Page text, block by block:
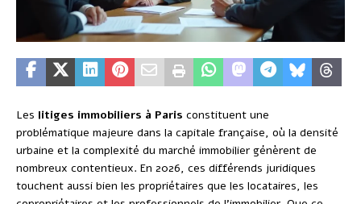
Les litiges immobiliers à Paris constituent une
problématique majeure dans la capitale française, où la densité
urbaine et la complexité du marché immobilier génèrent de
nombreux contentieux. En 2026, ces différends juridiques
touchent aussi bien les propriétaires que les locataires, les